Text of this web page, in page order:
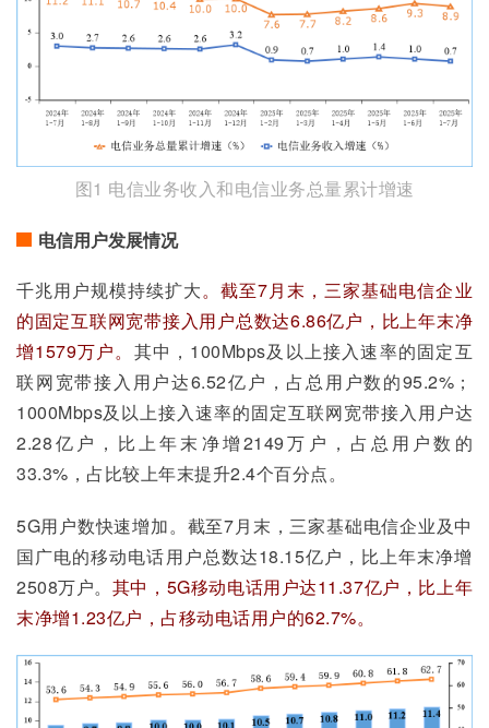
图1 电信业务收入和电信业务总量累计增速
电信用户发展情况
千兆用户规模持续扩大。截至7月末，三家基础电信企业
的固定互联网宽带接入用户总数达6.86亿户，比上年末净
增1579万户。 其中，100Mbps及以上接入速率的固定互
联网宽带接入用户达6.52亿户，占总用户数的95.2%；
1000Mbps及以上接入速率的固定互联网宽带接入用户达
2.28亿户，比上年末净增2149万户，占总用户数的
33.3%，占比较上年末提升2.4个百分点。
5G用户数快速增加。截至7月末，三家基础电信企业及中
国广电的移动电话用户总数达18.15亿户，比上年末净增
2508万户。 其中，5G移动电话用户达11.37亿户，比上年
末净增1.23亿户，占移动电话用户的62.7%。